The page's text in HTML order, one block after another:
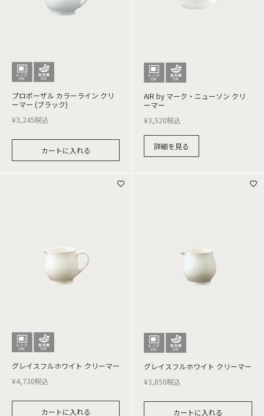
プロポーザル カラーライン クリ
ーマー (ブラック)
¥3,245税込
カートに入れる
AIR by マーク・ニューソン クリ
ーマー
¥3,520税込
詳細を見る
グレイスフルホワイト クリーマー
¥4,730税込
カートに入れる
グレイスフルホワイト クリーマー
¥3,850税込
カートに入れる